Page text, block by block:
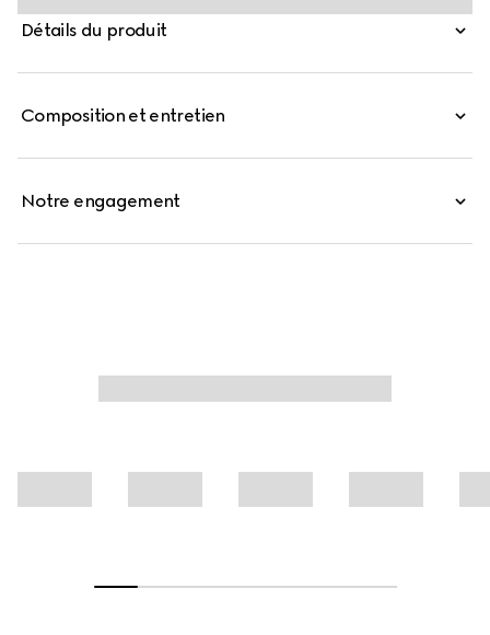
facile à utiliser qui rehausse l'un des détails de
quincaillerie les plus emblématiques de la Maison. Ce
Détails du produit
Composition et entretien
Notre engagement